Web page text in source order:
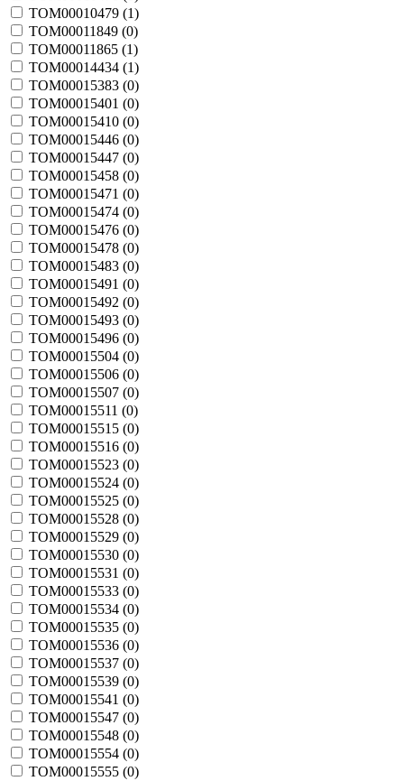
TOM00010479 (1)
TOM00011849 (0)
TOM00011865 (1)
TOM00014434 (1)
TOM00015383 (0)
TOM00015401 (0)
TOM00015410 (0)
TOM00015446 (0)
TOM00015447 (0)
TOM00015458 (0)
TOM00015471 (0)
TOM00015474 (0)
TOM00015476 (0)
TOM00015478 (0)
TOM00015483 (0)
TOM00015491 (0)
TOM00015492 (0)
TOM00015493 (0)
TOM00015496 (0)
TOM00015504 (0)
TOM00015506 (0)
TOM00015507 (0)
TOM00015511 (0)
TOM00015515 (0)
TOM00015516 (0)
TOM00015523 (0)
TOM00015524 (0)
TOM00015525 (0)
TOM00015528 (0)
TOM00015529 (0)
TOM00015530 (0)
TOM00015531 (0)
TOM00015533 (0)
TOM00015534 (0)
TOM00015535 (0)
TOM00015536 (0)
TOM00015537 (0)
TOM00015539 (0)
TOM00015541 (0)
TOM00015547 (0)
TOM00015548 (0)
TOM00015554 (0)
TOM00015555 (0)